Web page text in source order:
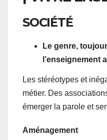
SOCIÉTÉ
Le genre,
l’enseignement
Les stéréotypes et
métier. Des
émerger la parole et
Aménagement